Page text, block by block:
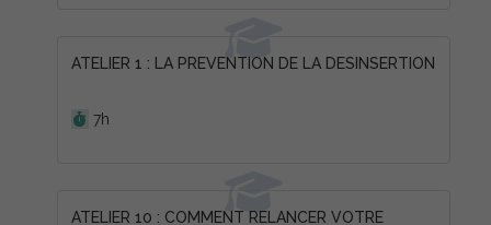
ATELIER 1 : LA PREVENTION DE LA DESINSERTION
7h
ATELIER 10 : COMMENT RELANCER VOTRE